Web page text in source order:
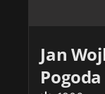
Jan
Pogoda